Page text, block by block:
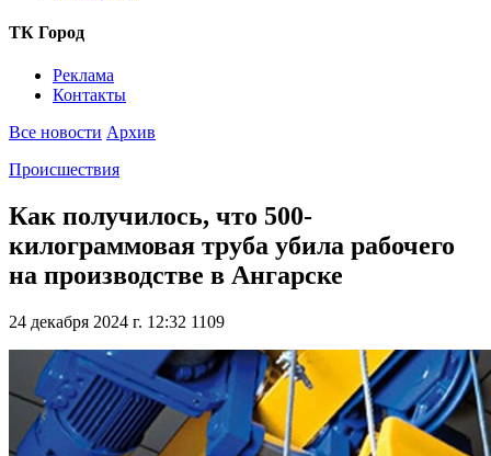
ТК Город
Реклама
Контакты
Все новости Архив
Происшествия
Как получилось, что 500-
килограммовая труба убила рабочего
на производстве в Ангарске
24 декабря 2024 г. 12:32 1109